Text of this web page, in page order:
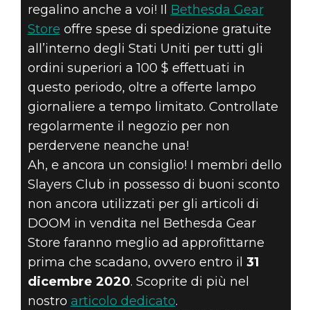
LA GUIDA 2020
ALLE STRENNE
DI DOOM
regalino anche a voi! Il Bethesda Gear
Store offre spese di spedizione gratuite
all’interno degli Stati Uniti per tutti gli
ordini superiori a 100 $ effettuati in
questo periodo, oltre a offerte lampo
giornaliere a tempo limitato. Controllate
regolarmente il negozio per non
perdervene neanche una!
Ah, e ancora un consiglio! I membri dello
Slayers Club in possesso di buoni sconto
non ancora utilizzati per gli articoli di
DOOM in vendita nel Bethesda Gear
Store faranno meglio ad approfittarne
prima che scadano, ovvero entro il 31
dicembre 2020. Scoprite di più nel
nostro articolo dedicato.